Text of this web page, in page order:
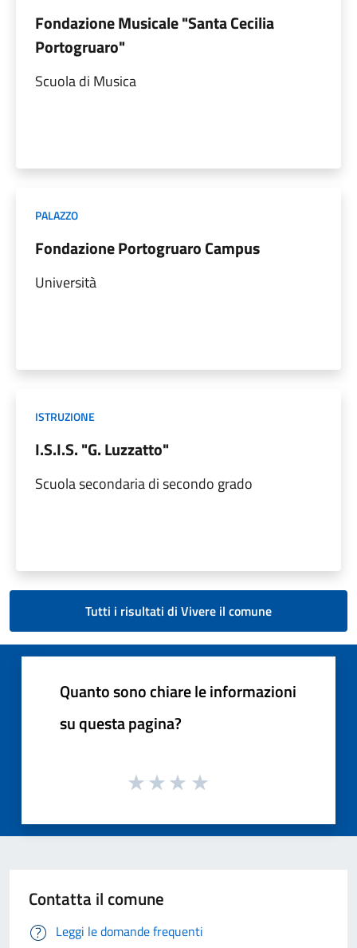
Fondazione Musicale "Santa Cecilia
Portogruaro"
Scuola di Musica
PALAZZO
Fondazione Portogruaro Campus
Università
ISTRUZIONE
I.S.I.S. "G. Luzzatto"
Scuola secondaria di secondo grado
Tutti i risultati di Vivere il comune
Quanto sono chiare le informazioni
su questa pagina?
Contatta il comune
Leggi le domande frequenti